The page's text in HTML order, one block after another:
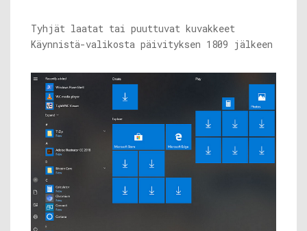
Tyhjät laatat tai puuttuvat kuvakkeet
Käynnistä-valikosta päivityksen 1809 jälkeen